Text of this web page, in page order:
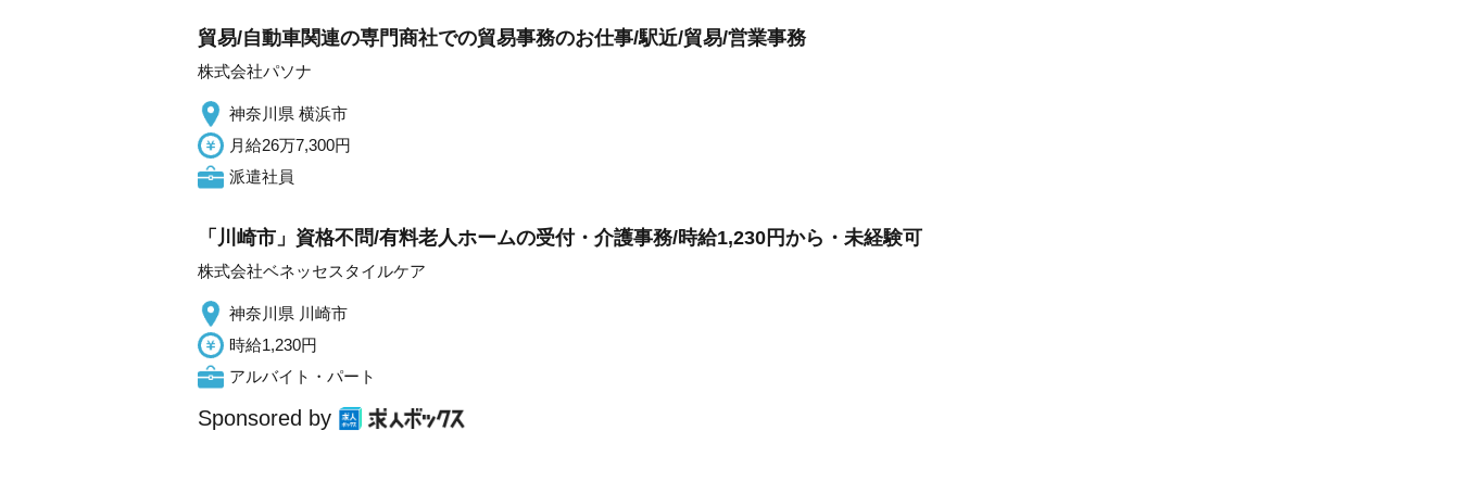
貿易/自動車関連の専門商社での貿易事務のお仕事/駅近/貿易/営業事務
株式会社パソナ
神奈川県 横浜市
月給26万7,300円
派遣社員
「川崎市」資格不問/有料老人ホームの受付・介護事務/時給1,230円から・未経験可
株式会社ベネッセスタイルケア
神奈川県 川崎市
時給1,230円
アルバイト・パート
Sponsored by